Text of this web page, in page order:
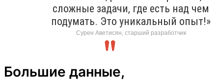
сложные задачи, где есть над чем
подумать. Это уникальный опыт!»
Сурен Аветисян, старший разработчик
Большие данные,